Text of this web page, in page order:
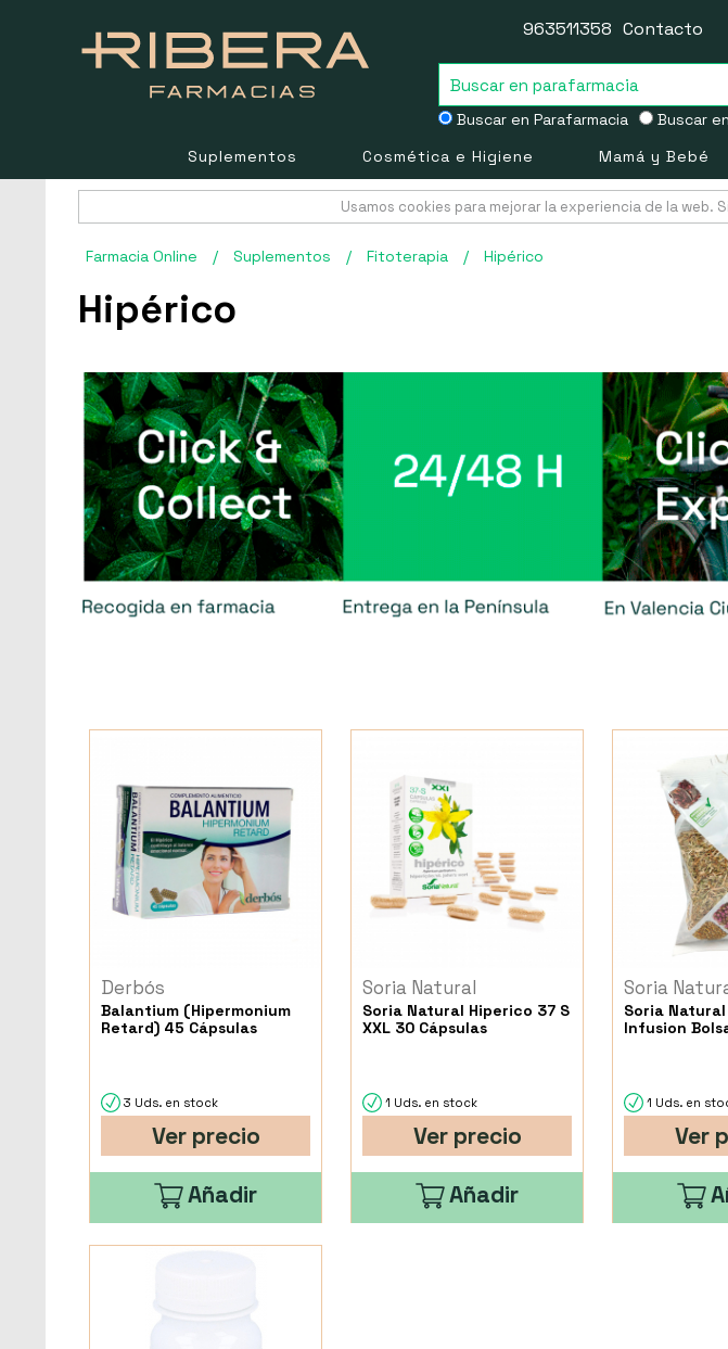
Buscar en Parafarmacia Buscar
963511358 Contacto
Suplementos Cosmética e Higiene Mamá y Bebé
Usamos cookies para mejorar la experiencia de la web.
Farmacia Online / Suplementos / Fitoterapia / Hipérico
Hipérico
Derbós
Balantium (Hipermonium
Retard) 45 Cápsulas
3 Uds. en stock
Ver precio
Añadir
Soria Natural
Soria Natural Hiperico 37 S
XXL 30 Cápsulas
1 Uds. en stock
Ver precio
Añadir
Soria
Soria
Infusion
1 Uds. en
Ver